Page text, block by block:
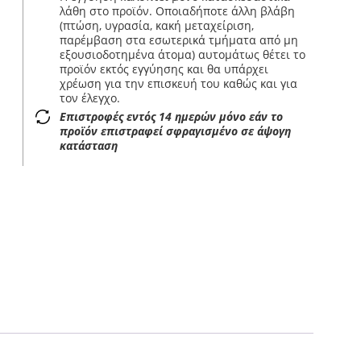
λάθη στο προϊόν. Οποιαδήποτε άλλη βλάβη
(πτώση, υγρασία, κακή μεταχείριση,
παρέμβαση στα εσωτερικά τμήματα από μη
εξουσιοδοτημένα άτομα) αυτομάτως θέτει το
προϊόν εκτός εγγύησης και θα υπάρχει
χρέωση για την επισκευή του καθώς και για
τον έλεγχο.
Επιστροφές εντός 14 ημερών μόνο εάν το
προϊόν επιστραφεί σφραγισμένο σε άψογη
κατάσταση